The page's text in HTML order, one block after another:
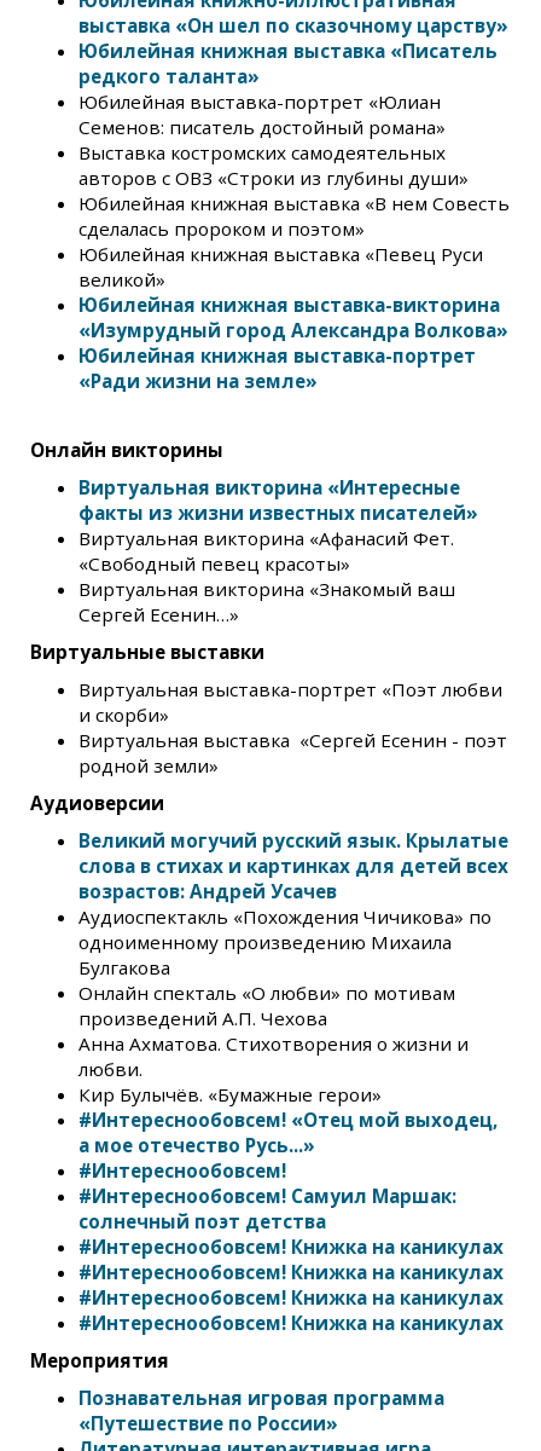
выставка «Он шел по сказочному царству»
Юбилейная книжная выставка «Писатель
редкого таланта»
Юбилейная выставка-портрет «Юлиан
Семенов: писатель достойный романа»
Выставка костромских самодеятельных
авторов с ОВЗ «Строки из глубины души»
Юбилейная книжная выставка «В нем Совесть
сделалась пророком и поэтом»
Юбилейная книжная выставка «Певец Руси
великой»
Юбилейная книжная выставка-викторина
«Изумрудный город Александра Волкова»
Юбилейная книжная выставка-портрет
«Ради жизни на земле»
Онлайн викторины
Виртуальная викторина «Интересные
факты из жизни известных писателей»
Виртуальная викторина «Афанасий Фет.
«Свободный певец красоты»
Виртуальная викторина «Знакомый ваш
Сергей Есенин…»
Виртуальные выставки
Виртуальная выставка-портрет «Поэт любви
и скорби»
Виртуальная выставка «Сергей Есенин - поэт
родной земли»
Аудиоверсии
Великий могучий русский язык. Крылатые
слова в стихах и картинках для детей всех
возрастов: Андрей Усачев
Аудиоспектакль «Похождения Чичикова» по
одноименному произведению Михаила
Булгакова
Онлайн спекталь «О любви» по мотивам
произведений А.П. Чехова
Анна Ахматова. Стихотворения о жизни и
любви.
Кир Булычёв. «Бумажные герои»
#Интереснообовсем! «Отец мой выходец,
а мое отечество Русь...»
#Интереснообовсем!
#Интереснообовсем! Самуил Маршак:
солнечный поэт детства
#Интереснообовсем! Книжка на каникулах
#Интереснообовсем! Книжка на каникулах
#Интереснообовсем! Книжка на каникулах
#Интереснообовсем! Книжка на каникулах
Мероприятия
Познавательная игровая программа
«Путешествие по России»